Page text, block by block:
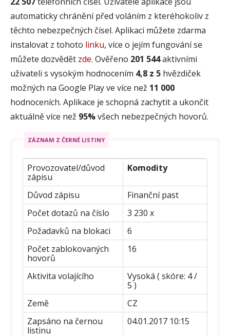
automaticky chránění před voláním z kteréhokoliv z
těchto nebezpečných čísel. Aplikaci můžete zdarma
instalovat z tohoto linku, více o jejím fungování se
můžete dozvědět zde. Ověřeno 201 544aktivními
uživateli s vysokým hodnocením 4,8 z 5 hvězdiček
možných na Google Play ve více než 11 000
hodnoceních. Aplikace je schopná zachytit a ukončit
aktuálně více než 95%všech nebezpečných hovorů.
ZÁZNAM Z ČERNÉ LISTINY
Provozovatel/důvod
zápisu
Komodity
Důvod zápisu
Finanční past
Počet dotazů na číslo
3 230 x
Požadavků na blokaci
6
Počet zablokovaných
hovorů
16
Aktivita volajícího
Vysoká ( skóre: 4 /
5 )
Země
CZ
Zapsáno na černou
listinu
04.01.2017 10:15